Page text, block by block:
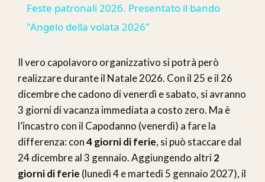
Feste patronali 2026. Presentato il bando
"Angelo della volata 2026"
Il vero capolavoro organizzativo si potrà però
realizzare durante il Natale 2026. Con il 25 e il 26
dicembre che cadono di venerdì e sabato, si avranno
3 giorni di vacanza immediata a costo zero. Ma è
l’incastro con il Capodanno (venerdì) a fare la
differenza: con4 giorni di ferie, si può staccare dal
24 dicembre al 3 gennaio. Aggiungendo altri2
giorni di ferie (lunedì 4 e martedì 5 gennaio 2027), il